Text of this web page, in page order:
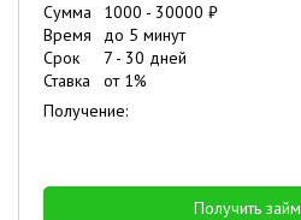
Сумма 1000 - 30000 ₽
Время
до 5 минут
Срок
7 - 30 дней
Ставка
от 1%
Получение:
Получить займ